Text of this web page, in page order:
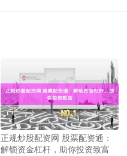
正规炒股配资网 股票配资通：
解锁资金杠杆，助你投资致富